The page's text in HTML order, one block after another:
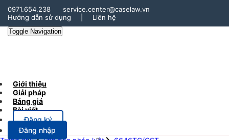
0971.654.238
service.center@caselaw.vn
Hướng dẫn sử dụng
Liên hệ
Toggle Navigation
Giới thiệu
Giải pháp
Bảng giá
Bài viết
Đăng ký
Đăng nhập